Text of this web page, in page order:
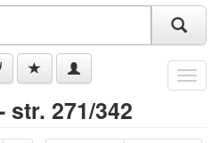
Menu
str. 271/342